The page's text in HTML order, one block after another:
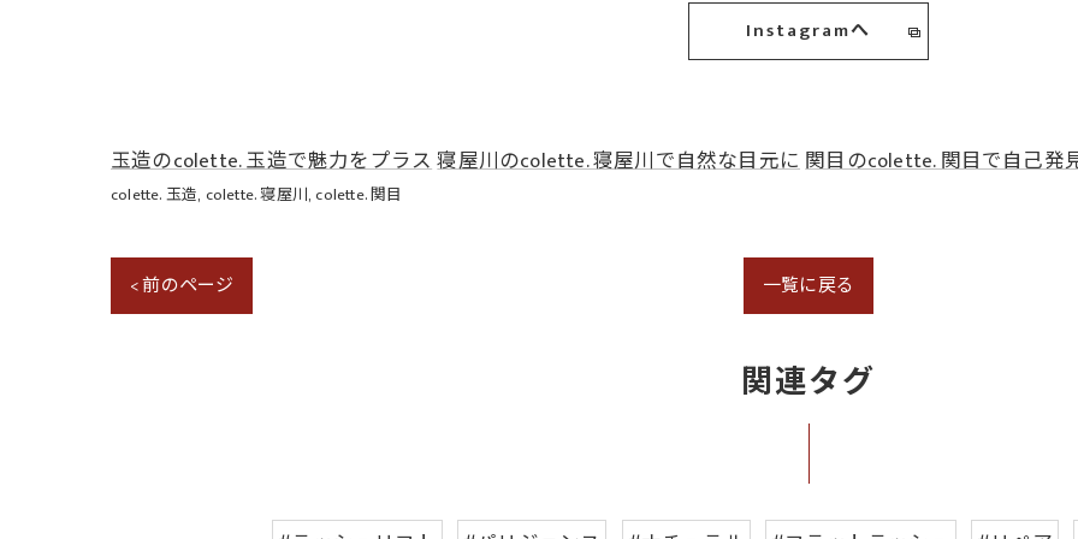
Instagramへ
玉造のcolette. 玉造で魅力をプラス寝屋川のcolette. 寝屋川で自然な目元に関目のcolette. 関目で自己発
colette. 玉造 colette. 寝屋川 colette. 関目
< 前のページ 一覧に戻る
関連タグ